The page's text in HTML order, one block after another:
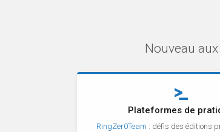
Nouveau
Plateformes de
RingZer0Team : défis des éditions